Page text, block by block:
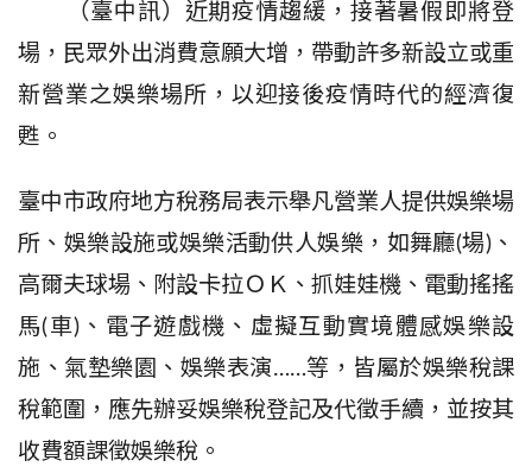
（臺中訊）近期疫情趨緩，接著暑假即將登
場，民眾外出消費意願大增，帶動許多新設立或重
新營業之娛樂場所 ， 以迎接後疫情時代的經濟復
甦 。
臺中市政府地方稅務局表示舉凡營業人提供娛樂場
所、娛樂設施或娛樂活動供人娛樂，如舞廳(場)、
高爾夫球場、附設卡拉ＯＫ、抓娃娃機、電動搖搖
馬( 車) 、電子遊戲機、 虛擬互動實境體感娛樂設
施、氣墊樂園、娛樂表演……等，皆屬於娛樂稅課
稅範圍，應先辦妥娛樂稅登記及代徵手續，並按其
收費額課徵娛樂稅。